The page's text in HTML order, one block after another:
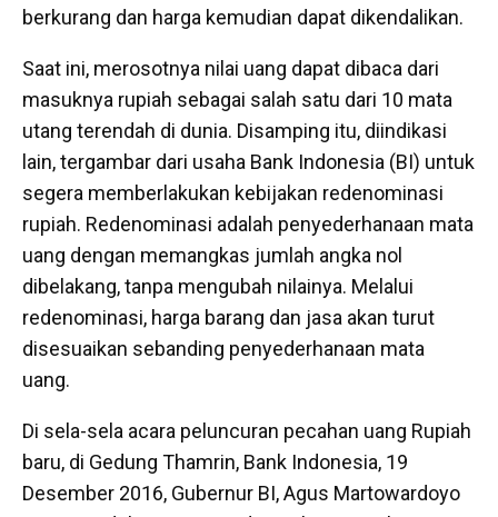
berkurang dan harga kemudian dapat dikendalikan.
Saat ini, merosotnya nilai uang dapat dibaca dari
masuknya rupiah sebagai salah satu dari 10 mata
utang terendah di dunia. Disamping itu, diindikasi
lain, tergambar dari usaha Bank Indonesia (BI) untuk
segera memberlakukan kebijakan redenominasi
rupiah. Redenominasi adalah penyederhanaan mata
uang dengan memangkas jumlah angka nol
dibelakang, tanpa mengubah nilainya. Melalui
redenominasi, harga barang dan jasa akan turut
disesuaikan sebanding penyederhanaan mata
uang.
Di sela-sela acara peluncuran pecahan uang Rupiah
baru, di Gedung Thamrin, Bank Indonesia, 19
Desember 2016, Gubernur BI, Agus Martowardoyo